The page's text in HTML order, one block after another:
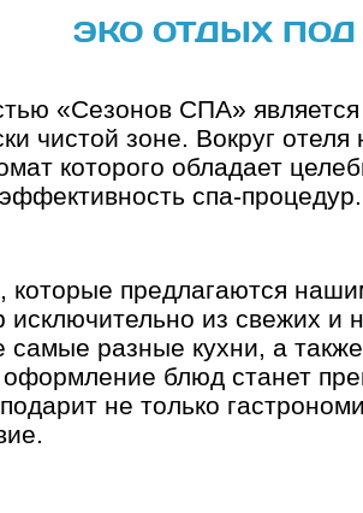
ЭКО ОТДЫХ
«Сезонов СПА»
чистой зоне. Вокруг
которого обладает
спа-процедур.
которые предлагаются
из свежих и
самые разные кухни, а
оформление блюд станет
не только